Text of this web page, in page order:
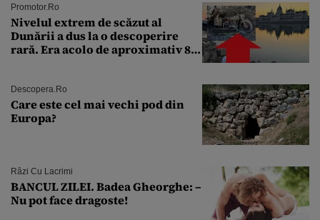
Promotor.ro
Nivelul extrem de scăzut al
Dunării a dus la o descoperire
rară. Era acolo de aproximativ 80
Descopera.ro
Care este cel mai vechi pod din
Europa?
Râzi Cu Lacrimi
BANCUL ZILEI. Badea Gheorghe: –
Nu pot face dragoste!